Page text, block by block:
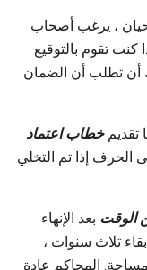
، يرغب أصحاب
تقوم بالتوقيع
أن تطلب أن الضمان
تقديمخطاب اعتماد
الحرف إذا تم التخلي
الوقت بعد الإنهاء
ثلاث سنوات ،
المحاكم عادة